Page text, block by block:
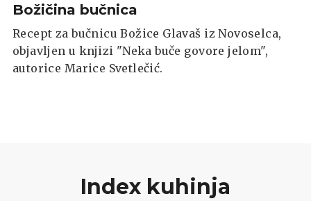
Božičina bučnica
Recept za bučnicu Božice Glavaš iz Novoselca,
objavljen u knjizi "Neka buče govore jelom",
autorice Marice Svetlečić.
Index kuhinja